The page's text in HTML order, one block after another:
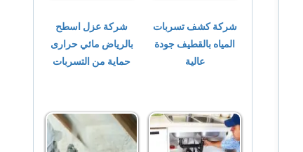
شركة كشف تسربات
المياه بالقطيف جودة
عالية
شركة عزل اسطح
بالرياض مائي حرارى
حماية من التسربات